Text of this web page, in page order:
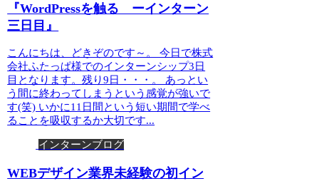
『WordPressを触る ーインターン
三日目』
こんにちは、どきぞのです～。 今日で株式
会社ふたっぱ様でのインターンシップ3日
目となります。残り9日・・・。 あっとい
う間に終わってしまうという感覚が強いで
す(笑) いかに11日間という短い期間で学べ
ることを吸収するか大切です...
インターンブログ
WEBデザイン業界未経験の初イン